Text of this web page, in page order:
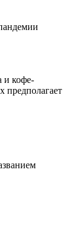
и кофе-
предполагает